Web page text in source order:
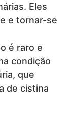
Eles
e tornar-se
é raro e
condição
que
de cistina